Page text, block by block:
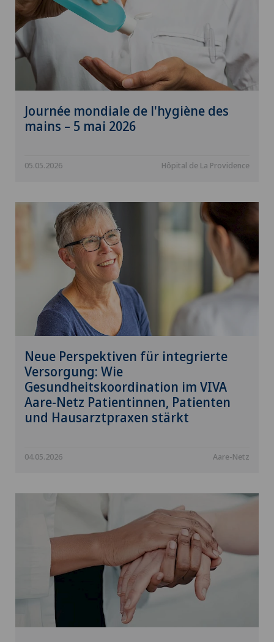
Journée mondiale de l'hygiène des
mains – 5 mai 2026
05.05.2026 Hôpital de La Providence
Neue Perspektiven für integrierte
Versorgung: Wie
Gesundheitskoordination im VIVA
Aare-Netz Patientinnen, Patienten
und Hausarztpraxen stärkt
04.05.2026 Aare-Netz